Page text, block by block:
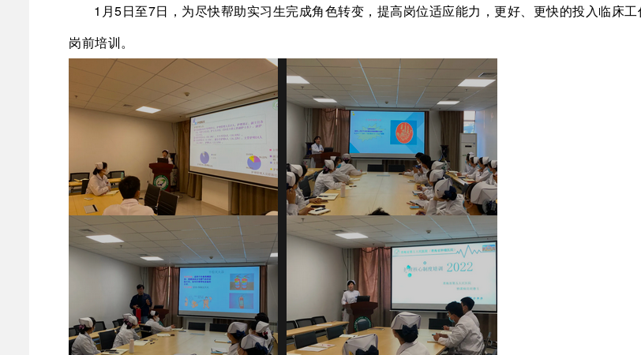
1月5日至7日，为尽快帮助实习生完成角色转变，提高岗位适应能力，更好、更快的投入临床
岗前培训。